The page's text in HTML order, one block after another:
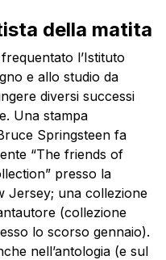
della matita
l’Istituto
e allo studio da
diversi successi
Una stampa
Springsteen fa
“The friends of
presso la
Jersey; una collezione
(collezione
lo scorso gennaio).
nell’antologia (e sul